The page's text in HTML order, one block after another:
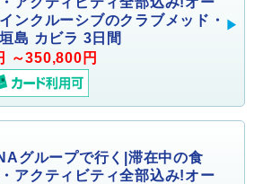
ンクルーシブのクラブメッド・
島 カビラ 3日間
～350,800円
グループで行く|滞在中の食
アクティビティ全部込み!オー